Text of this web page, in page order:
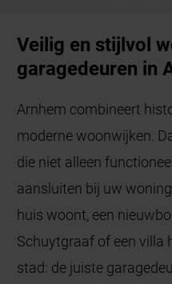
Veilig en stijlvol
garagedeuren in
Arnhem combineert
moderne woonwijken.
die niet alleen
aansluiten bij uw
huis woont, een
Schuytgraaf of een villa
stad: de juiste